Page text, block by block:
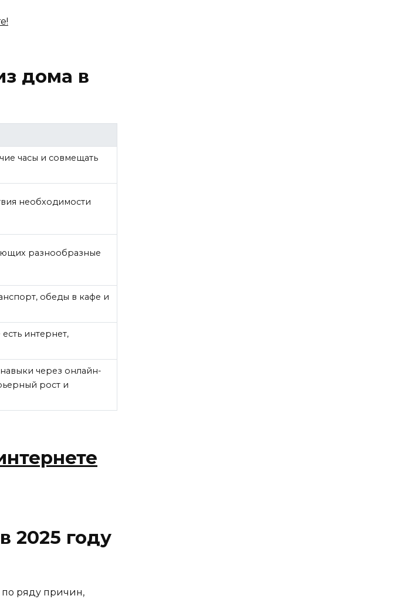
дома в
часы и совмещать
необходимости
разнообразные
обеды в кафе и
интернет,
через онлайн-
рост и
2025 году
по ряду причин,